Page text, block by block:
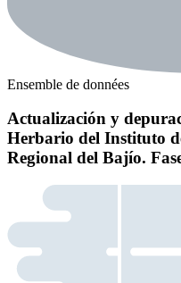
Ensemble de données
Actualización y
Herbario del Instituto
Regional del Bajío.